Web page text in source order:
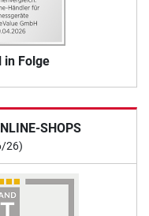
in Folge
SHOPS
26)